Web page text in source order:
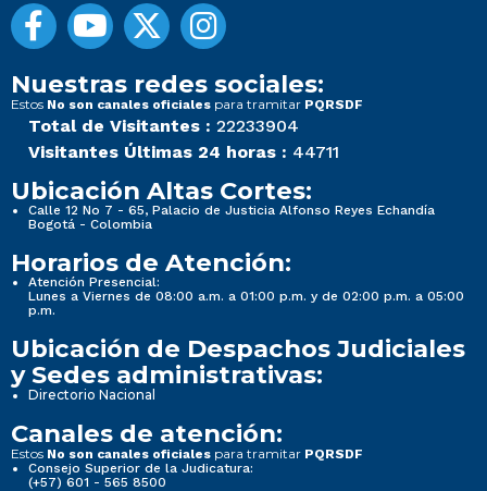
Nuestras redes sociales:
Estos No son canales oficiales para tramitar PQRSDF
Total de Visitantes : 22233904
Visitantes Últimas 24 horas : 44711
Ubicación Altas Cortes:
Calle 12 No 7 - 65, Palacio de Justicia Alfonso Reyes Echandía
Bogotá - Colombia
Horarios de Atención:
Atención Presencial:
Lunes a Viernes de 08:00 a.m. a 01:00 p.m. y de 02:00 p.m. a 05:00
p.m.
Ubicación de Despachos Judiciales
y Sedes administrativas:
Directorio Nacional
Canales de atención:
Estos No son canales oficiales para tramitar PQRSDF
Consejo Superior de la Judicatura:
(+57) 601 - 565 8500